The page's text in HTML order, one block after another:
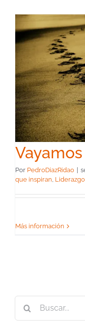
Por PedroDiazRidao
que inspiran, Liderazgo
Más información